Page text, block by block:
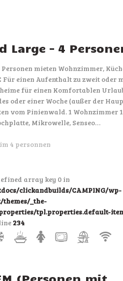
Large – 4
mieten Wohnzimmer,
einen Aufenthalt zu zweit oder
für einen Komfortablen
oder einer Woche (außer der
vom Pinienwald. 1 Wohnzimmer
Mikrowelle, Senseo…
4 personnen
array key 0 in
clickandbuilds/CAMPING/wp-
themes/_the-
tpl.properties.default-
234